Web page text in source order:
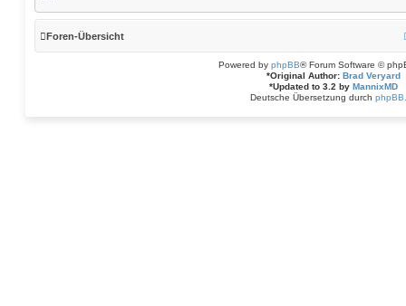
Foren-Übersicht
Powered by phpBB® Forum Software ©
*Original Author: Brad Veryard
*Updated to 3.2 by MannixMD
Deutsche Übersetzung durch